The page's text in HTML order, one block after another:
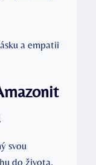
a empatii
svou
do života.